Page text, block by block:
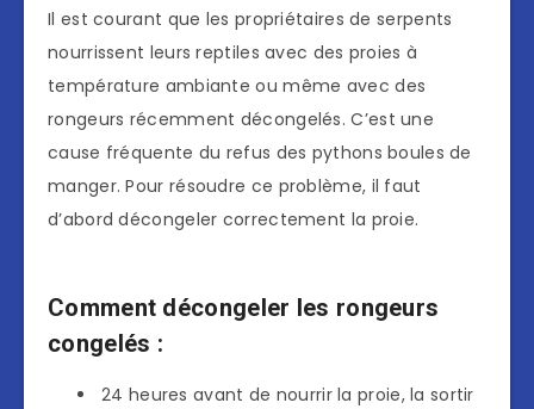
Il est courant que les propriétaires de serpents
nourrissent leurs reptiles avec des proies à
température ambiante ou même avec des
rongeurs récemment décongelés. C’est une
cause fréquente du refus des pythons boules de
manger. Pour résoudre ce problème, il faut
d’abord décongeler correctement la proie.
Comment décongeler les rongeurs
congelés :
24 heures avant de nourrir la proie, la sortir